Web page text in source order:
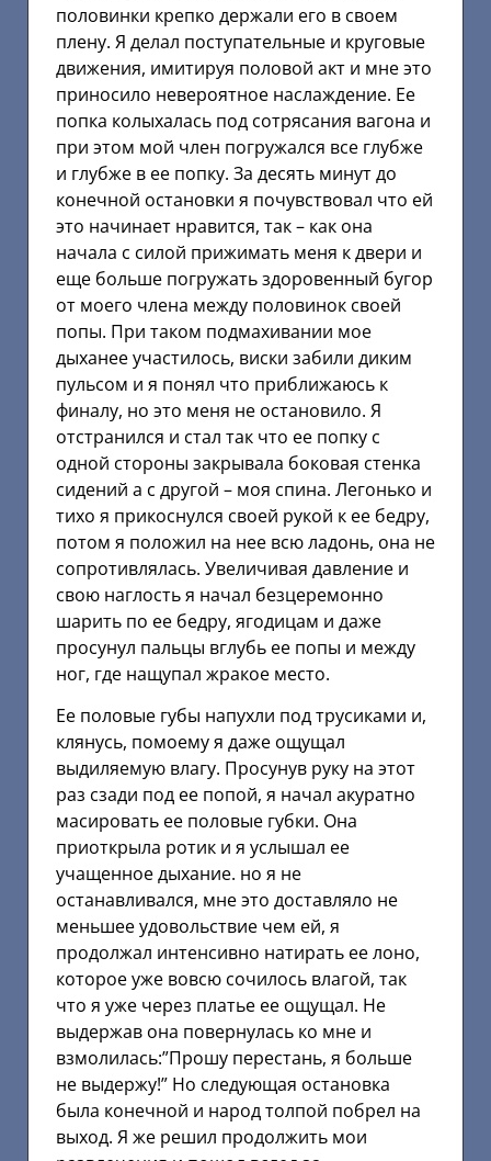
половинки крепко держали его в своем
плену. Я делал поступательные и круговые
движения, имитируя половой акт и мне это
приносило невероятное наслаждение. Ее
попка колыхалась под сотрясания вагона и
при этом мой член погружался все глубже
и глубже в ее попку. За десять минут до
конечной остановки я почувствовал что ей
это начинает нравится, так – как она
начала с силой прижимать меня к двери и
еще больше погружать здоровенный бугор
от моего члена между половинок своей
попы. При таком подмахивании мое
дыханее участилось, виски забили диким
пульсом и я понял что приближаюсь к
финалу, но это меня не остановило. Я
отстранился и стал так что ее попку с
одной стороны закрывала боковая стенка
сидений а с другой – моя спина. Легонько и
тихо я прикоснулся своей рукой к ее бедру,
потом я положил на нее всю ладонь, она не
сопротивлялась. Увеличивая давление и
свою наглость я начал безцеремонно
шарить по ее бедру, ягодицам и даже
просунул пальцы вглубь ее попы и между
ног, где нащупал жракое место.
Ее половые губы напухли под трусиками и,
клянусь, помоему я даже ощущал
выдиляемую влагу. Просунув руку на этот
раз сзади под ее попой, я начал акуратно
масировать ее половые губки. Она
приоткрыла ротик и я услышал ее
учащенное дыхание. но я не
останавливался, мне это доставляло не
меньшее удовольствие чем ей, я
продолжал интенсивно натирать ее лоно,
которое уже вовсю сочилось влагой, так
что я уже через платье ее ощущал. Не
выдержав она повернулась ко мне и
взмолилась:”Прошу перестань, я больше
не выдержу!” Но следующая остановка
была конечной и народ толпой побрел на
выход. Я же решил продолжить мои